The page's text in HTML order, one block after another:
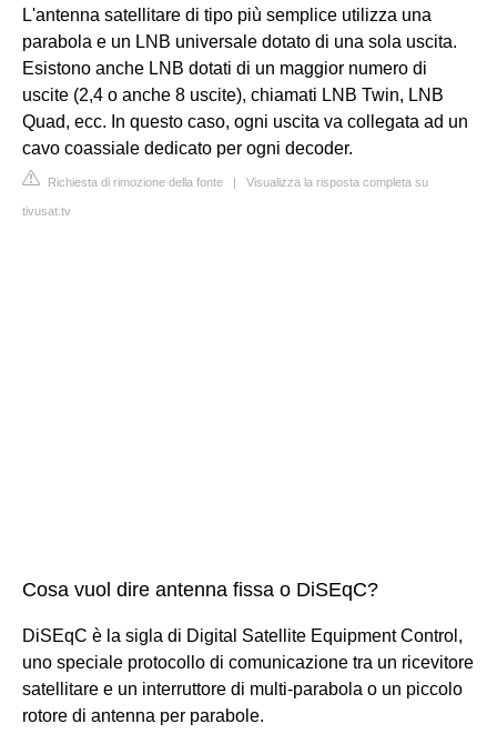
L'antenna satellitare di tipo più semplice utilizza una
parabola e un LNB universale dotato di una sola uscita.
Esistono anche LNB dotati di un maggior numero di
uscite (2,4 o anche 8 uscite), chiamati LNB Twin, LNB
Quad, ecc. In questo caso, ogni uscita va collegata ad un
cavo coassiale dedicato per ogni decoder.
Richiesta di rimozione della fonte | Visualizza la risposta completa su
tivusat.tv
Cosa vuol dire antenna fissa o DiSEqC?
DiSEqC è la sigla di Digital Satellite Equipment Control,
uno speciale protocollo di comunicazione tra un ricevitore
satellitare e un interruttore di multi-parabola o un piccolo
rotore di antenna per parabole.